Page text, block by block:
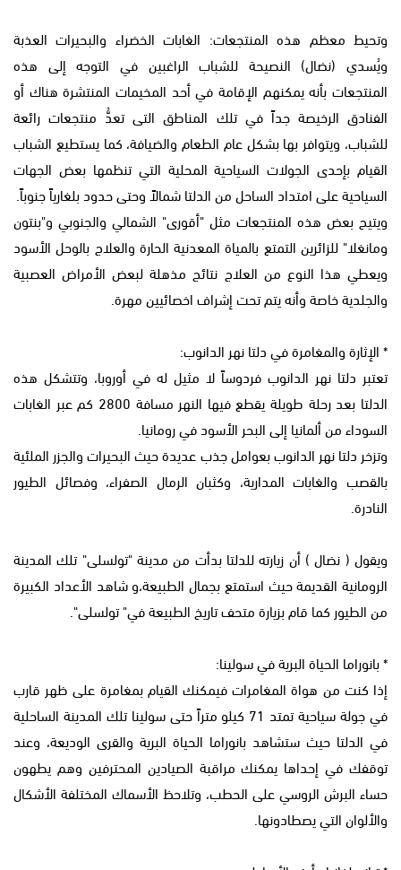
وتحيط معظم هذه المنتجعات: الغابات الخضراء والبحيرات العذبة
ويُسدي (نضال) النصيحة للشباب الراغبين في التوجه إلى هذه
المنتجعات بأنه يمكنهم الإقامة في أحد المخيمات المنتشرة هناك أو
الفنادق الرخيصة جداً في تلك المناطق التى تعدُّ منتجعات رائعة
للشباب، ويتوافر بها بشكل عام الطعام والضيافة، كما يستطيع الشباب
القيام بإحدى الجولات السياحية المحلية التي تنظمها بعض الجهات
السياحية على امتداد الساحل من الدلتا شمالاً وحتى حدود بلغارياً جنوباً.
ويتيح بعض هذه المنتجعات مثل "أقورى" الشمالي والجنوبي و"بنتون
ومانغلا" للزائرين التمتع بالمياة المعدنية الحارة والعلاج بالوحل الأسود
ويعطي هذا النوع من العلاج نتائج مذهلة لبعض الأمراض العصبية
والجلدية خاصة وأنه يتم تحت إشراف اخصائيين مهرة.
* الإثارة والمغامرة في دلتا نهر الدانوب:
تعتبر دلتا نهر الدانوب فردوساً لا مثيل له في أوروبا، وتتشكل هذه
الدلتا بعد رحلة طويلة يقطع فيها النهر مسافة 2800 كم عبر الغابات
السوداء من ألمانيا إلى البحر الأسود في رومانيا.
وتزخر دلتا نهر الدانوب بعوامل جذب عديدة حيث البحيرات والجزر الملئية
بالقصب والغابات المدارية، وكثبان الرمال الصفراء، وفصائل الطيور
النادرة.
ويقول ( نضال ) أن زيارته للدلتا بدأت من مدينة "تولسلى" تلك المدينة
الرومانية القديمة حيث استمتع بجمال الطبيعة،و شاهد الأعداد الكبيرة
من الطيور كما قام بزيارة متحف تاريخ الطبيعة في" تولسلى".
* بانوراما الحياة البرية في سولينا:
إذا كنت من هواة المغامرات فيمكنك القيام بمغامرة على ظهر قارب
في جولة سياحية تمتد 71 كيلو متراً حتى سولينا تلك المدينة الساحلية
في الدلتا حيث ستشاهد بانوراما الحياة البرية والقرى الوديعة، وعند
توقفك في إحداها يمكنك مراقبة الصيادين المحترفين وهم يطهون
حساء البرش الروسي على الحطب، وتلاحظ الأسماك المختلفة الأشكال
والألوان التي يصطادونها.